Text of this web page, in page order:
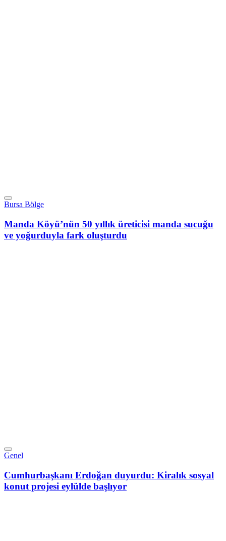
Bursa Bölge
Manda Köyü’nün 50 yıllık üreticisi manda sucuğu
ve yoğurduyla fark oluşturdu
Genel
Cumhurbaşkanı Erdoğan duyurdu: Kiralık sosyal
konut projesi eylülde başlıyor